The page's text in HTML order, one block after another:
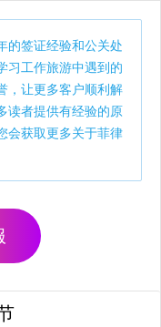
的签证经验和公关处
习工作旅游中遇到的
，让更多客户顺利解
读者提供有经验的原
会获取更多关于菲律